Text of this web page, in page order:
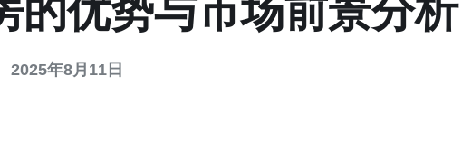
的优势与市场前景分析
2025年8月11日